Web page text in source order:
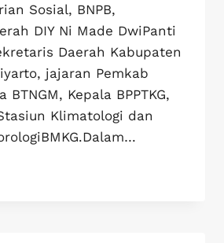
Sosial, BNPB,
DIY Ni Made DwiPanti
Daerah Kabupaten
jajaran Pemkab
BTNGM, Kepala BPPTKG,
Klimatologi dan